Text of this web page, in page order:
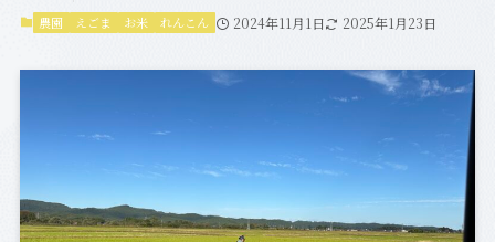
農園 えごま お米 れんこん 2024年11月1日 2025年1月23日